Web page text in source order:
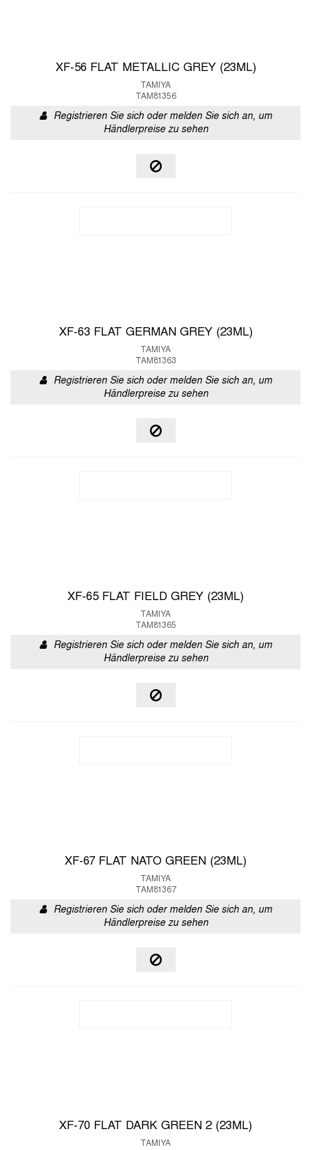
XF-56 FLAT METALLIC GREY (23ML)
TAMIYA
TAM81356
Registrieren Sie sich oder melden Sie sich an, um
Händlerpreise zu sehen
XF-63 FLAT GERMAN GREY (23ML)
TAMIYA
TAM81363
Registrieren Sie sich oder melden Sie sich an, um
Händlerpreise zu sehen
XF-65 FLAT FIELD GREY (23ML)
TAMIYA
TAM81365
Registrieren Sie sich oder melden Sie sich an, um
Händlerpreise zu sehen
XF-67 FLAT NATO GREEN (23ML)
TAMIYA
TAM81367
Registrieren Sie sich oder melden Sie sich an, um
Händlerpreise zu sehen
XF-70 FLAT DARK GREEN 2 (23ML)
TAMIYA